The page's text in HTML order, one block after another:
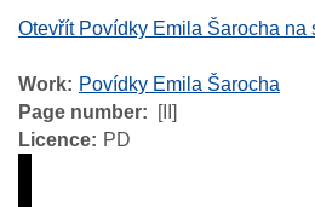
Otevřít Povídky Emila Šarocha na
Work
Povídky Emila Šarocha
Page number
[II]
Licence
PD